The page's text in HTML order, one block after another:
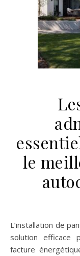
le
L’installation de panneaux photovoltaïques représente une
solution efficace
facture